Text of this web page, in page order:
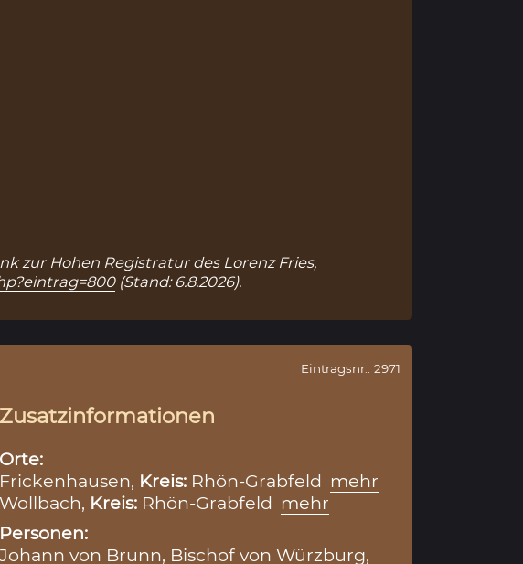
zur Hohen Registratur des Lorenz Fries,
(Stand: 6.8.2026).
Eintragsnr.: 2971
Zusatzinformationen
Orte:
Frickenhausen, Kreis: Rhön-Grabfeld mehr
Wollbach, Kreis: Rhön-Grabfeld mehr
Personen:
Johann von Brunn, Bischof von Würzburg,